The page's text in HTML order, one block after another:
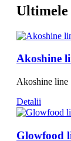
Akoshine
Akoshine line
Detalii
Glowfood